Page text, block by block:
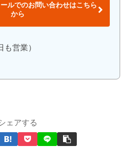
ルでのお問い合わせはこちら
から
も営業）
ェアする